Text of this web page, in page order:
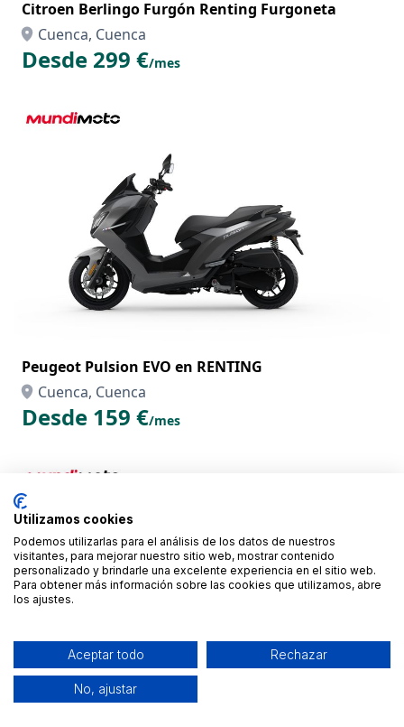
Citroen Berlingo Furgón Renting Furgoneta
Cuenca, Cuenca
Desde 299 €/mes
Peugeot Pulsion EVO en RENTING
Cuenca, Cuenca
Desde 159 €/mes
Utilizamos cookies
Podemos utilizarlas para el análisis de los datos de nuestros
visitantes, para mejorar nuestro sitio web, mostrar contenido
personalizado y brindarle una excelente experiencia en el sitio web.
Para obtener más información sobre las cookies que utilizamos, abre
los ajustes.
Aceptar todo Rechazar
No, ajustar